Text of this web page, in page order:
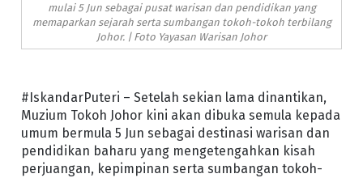
mulai 5 Jun sebagai pusat warisan dan pendidikan yang
memaparkan sejarah serta sumbangan tokoh-tokoh terbilang
Johor. | Foto Yayasan Warisan Johor
#IskandarPuteri – Setelah sekian lama dinantikan,
Muzium Tokoh Johor kini akan dibuka semula kepada
umum bermula 5 Jun sebagai destinasi warisan dan
pendidikan baharu yang mengetengahkan kisah
perjuangan, kepimpinan serta sumbangan tokoh-